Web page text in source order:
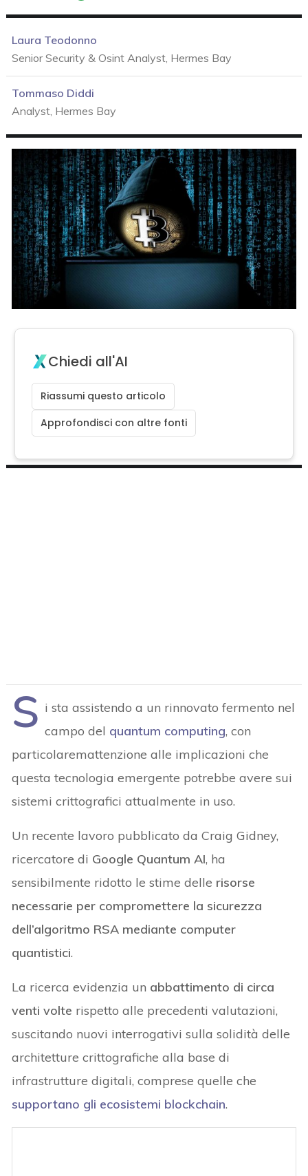
Laura Teodonno
Senior Security & Osint Analyst, Hermes Bay
Tommaso Diddi
Analyst, Hermes Bay
Chiedi all'AI
Riassumi questo articolo
Approfondisci con altre fonti
S i sta assistendo a un rinnovato fermento nel
campo del quantum computing, con
particolaremattenzione alle implicazioni che
questa tecnologia emergente potrebbe avere sui
sistemi crittografici attualmente in uso.
Un recente lavoro pubblicato da Craig Gidney,
ricercatore di Google Quantum AI, ha
sensibilmente ridotto le stime delle risorse
necessarie per compromettere la sicurezza
dell’algoritmo RSA mediante computer
quantistici.
La ricerca evidenzia un abbattimento di circa
venti volte rispetto alle precedenti valutazioni,
suscitando nuovi interrogativi sulla solidità delle
architetture crittografiche alla base di
infrastrutture digitali, comprese quelle che
supportano gli ecosistemi blockchain.